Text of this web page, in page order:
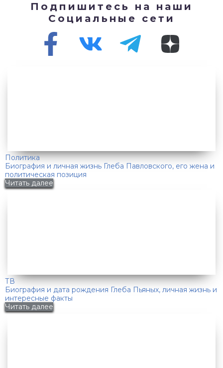
Подпишитесь на наши
Социальные сети
Политика
Биография и личная жизнь Глеба Павловского, его жена и
политическая позиция
Читать далее
ТВ
Биография и дата рождения Глеба Пьяных, личная жизнь и
интересные факты
Читать далее